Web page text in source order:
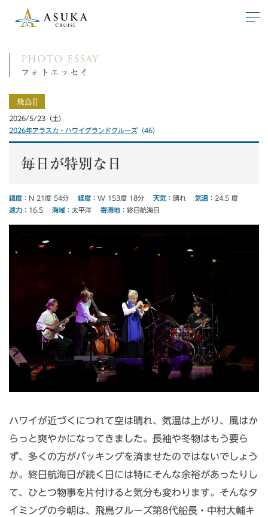
photo essay
フォトエッセイ
2026/5/23（土）
2026年アラスカ・ハワイグランドクルーズ（46）
毎日が特別な日
緯度： N 21度 54分 経度：W 153度 18分 天気： 晴れ 気温： 24.5 度
速力： 16.5 海域：太平洋 寄港地：終日航海日
ハワイが近づくにつれて空は晴れ、気温は上がり、風はか
らっと爽やかになってきました。長袖や冬物はもう要ら
ず、多くの方がパッキングを済ませたのではないでしょう
か。終日航海日が続く日には特にそんな余裕があったりし
て、ひとつ物事を片付けると気分も変わります。そんなタ
イミングの今朝は、飛鳥クルーズ第8代船長・中村大輔キ